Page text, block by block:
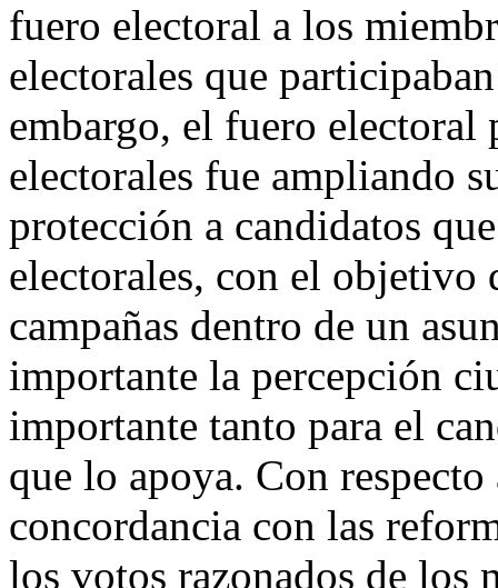
fuero electoral a los
electorales que
embargo, el fuero electoral
electorales fue ampliando
protección a candidatos
electorales, con el
campañas dentro de un
importante la percepción
importante tanto para el
que lo apoya. Con
concordancia con las
los votos razonados de los